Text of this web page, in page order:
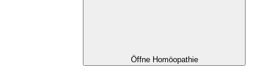
Öffne Homöopathie